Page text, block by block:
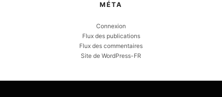
MÉTA
Connexion
Flux des publications
Flux des commentaires
Site de WordPress-FR